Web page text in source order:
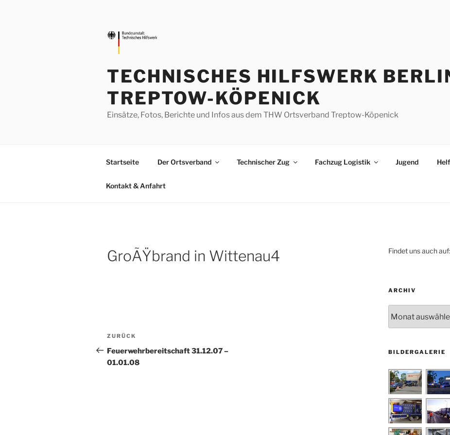
TECHNISCHES HILFSWERK
TREPTOW-KÖPENICK
Einsätze, Fotos, Berichte und Infos aus dem THW Ortsverband Treptow-Köpenick
Startseite Der Ortsverband Technischer Zug Fachzug Logistik Jugend
Kontakt & Anfahrt
GroÃŸbrand in Wittenau4
Beitragsnavigation
Vorheriger
Beitrag
ZURÜCK
Feuerwehrbereitschaft 31.12.07 –
01.01.08
Findet uns auch auf:
ARCHIV
BILDERGALERIE